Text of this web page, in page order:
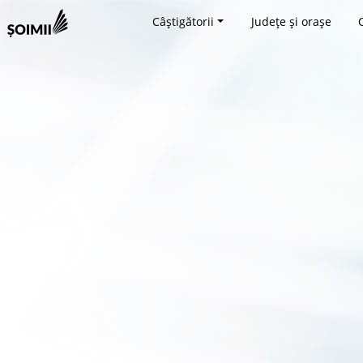
Câștigătorii Județe și orașe